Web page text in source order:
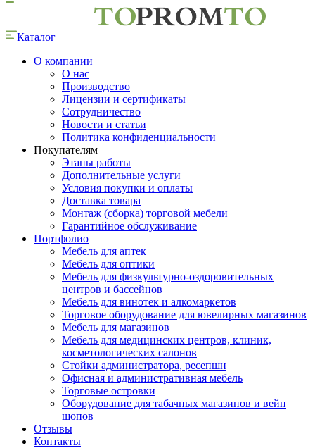
Каталог
О компании
О нас
Производство
Лицензии и сертификаты
Сотрудничество
Новости и статьи
Политика конфиденциальности
Покупателям
Этапы работы
Дополнительные услуги
Условия покупки и оплаты
Доставка товара
Монтаж (сборка) торговой мебели
Гарантийное обслуживание
Портфолио
Мебель для аптек
Мебель для оптики
Мебель для физкультурно-оздоровительных
центров и бассейнов
Мебель для винотек и алкомаркетов
Торговое оборудование для ювелирных магазинов
Мебель для магазинов
Мебель для медицинских центров, клиник,
косметологических салонов
Стойки администратора, ресепшн
Офисная и административная мебель
Торговые островки
Оборудование для табачных магазинов и вейп
шопов
Отзывы
Контакты